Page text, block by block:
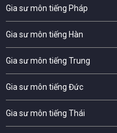
Gia sư môn tiếng Pháp
Gia sư môn tiếng Hàn
Gia sư môn tiếng Trung
Gia sư môn tiếng Đức
Gia sư môn tiếng Thái